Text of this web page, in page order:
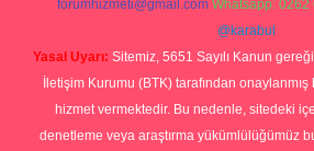
forumhizmeti@gmail.com Whatsapp: 0262
@karabul
Yasal Uyarı: Sitemiz, 5651 Sayılı Kanun
İletişim Kurumu (BTK) tarafından onaylanmış
hizmet vermektedir. Bu nedenle, sitedeki
denetleme veya araştırma yükümlülüğümüz